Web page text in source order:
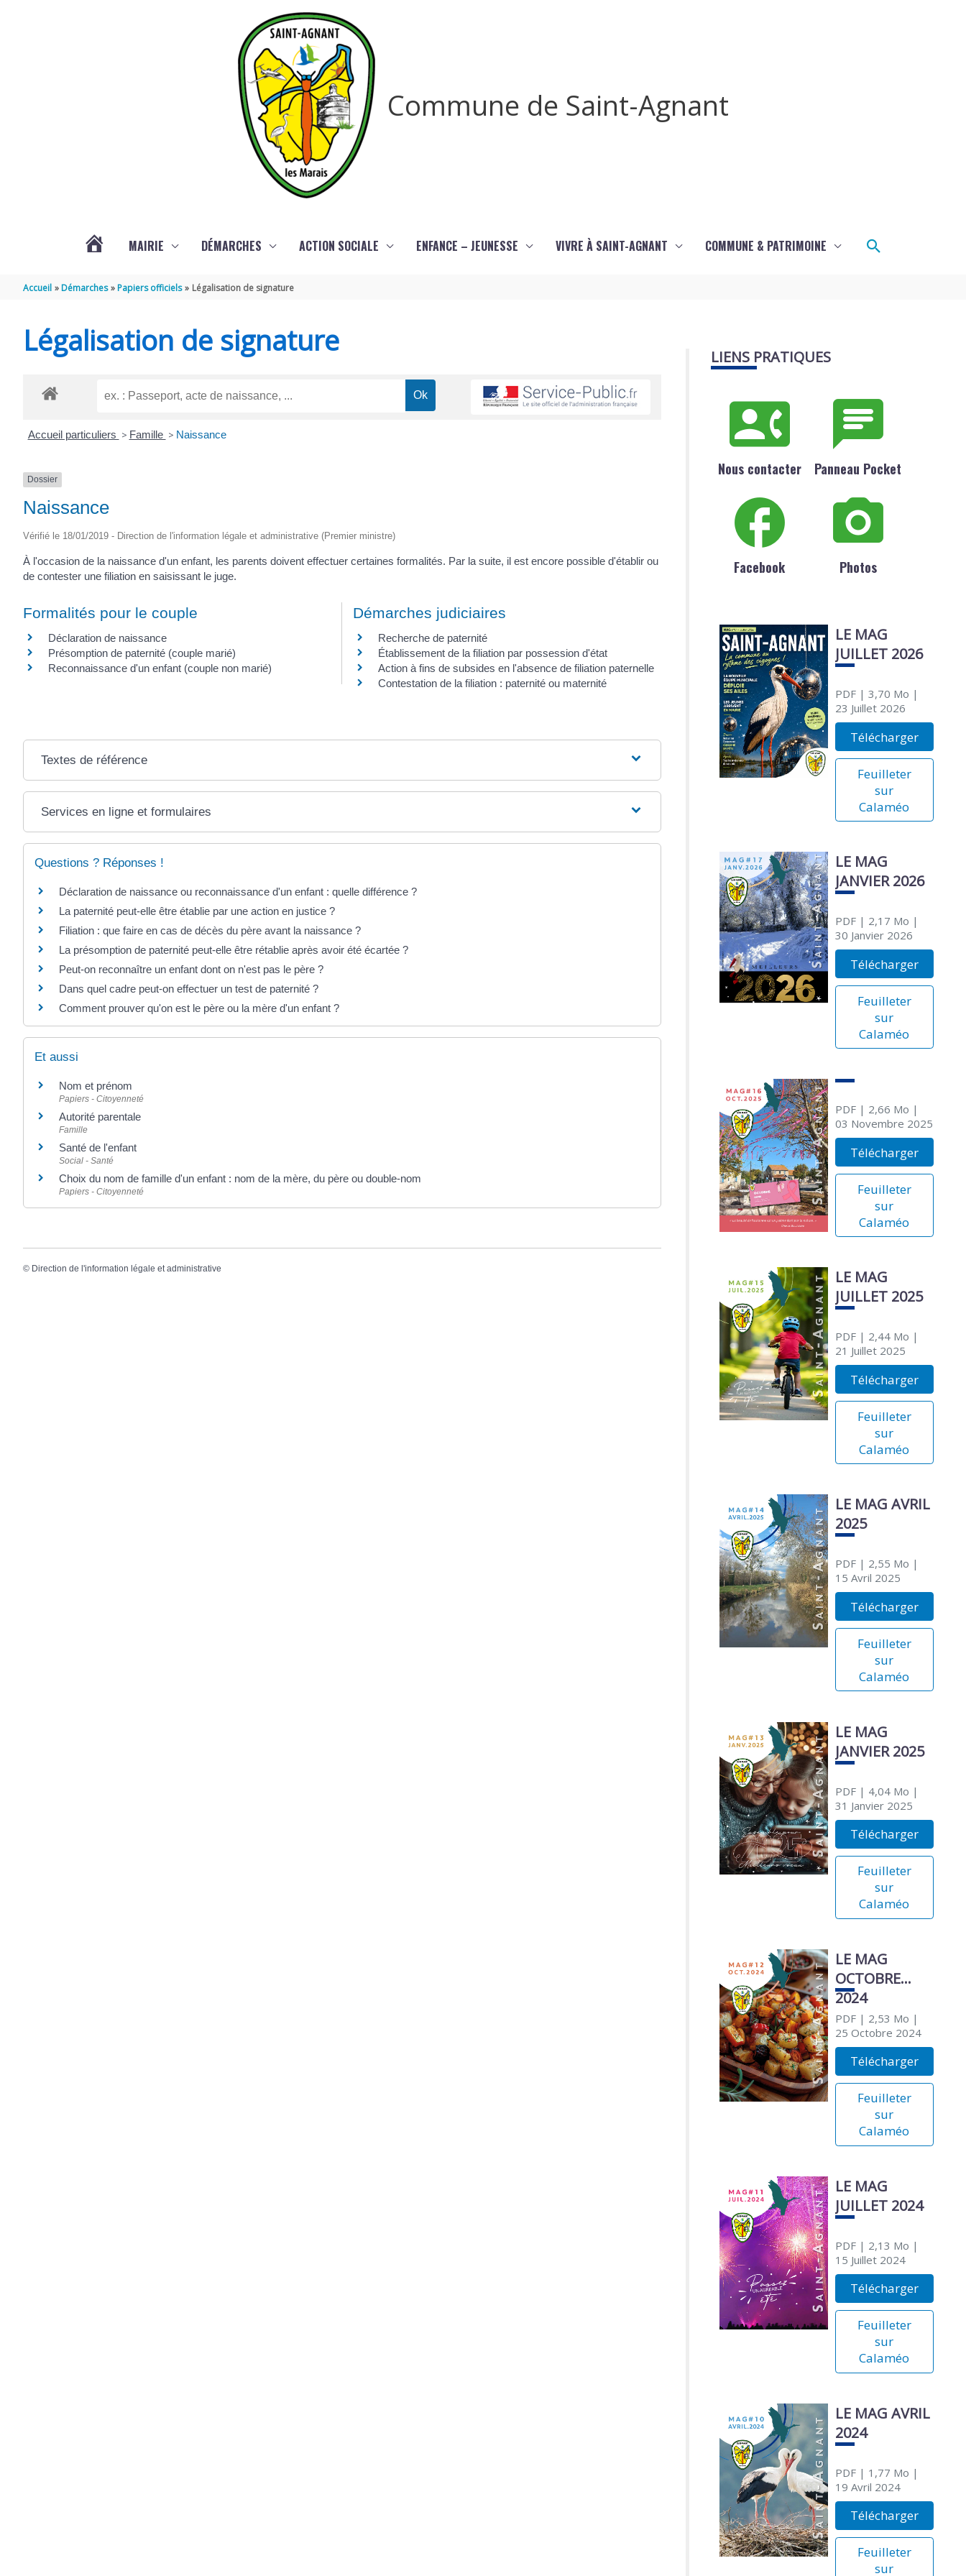
Commune de Saint-Agnant
MAIRIE DÉMARCHES ACTION SOCIALE ENFANCE – JEUNESSE VIVRE À SAINT-AGNANT COMMUNE & PATRIMOINE Rechercher
Accueil Démarches Papiers officiels Légalisation de signature
Légalisation de signature
Accueil particuliers > Famille > Naissance
Dossier
Naissance
Vérifié le 18/01/2019 - Direction de l'information légale et administrative (Premier ministre)
À l'occasion de la naissance d'un enfant, les parents doivent effectuer certaines formalités. Par la suite, il est encore possible d'établir ou
de contester une filiation en saisissant le juge.
Formalités pour le couple
Déclaration de naissance
Présomption de paternité (couple marié)
Reconnaissance d'un enfant (couple non marié)
Démarches judiciaires
Recherche de paternité
Établissement de la filiation par possession d'état
Action à fins de subsides en l'absence de filiation paternelle
Contestation de la filiation : paternité ou maternité
Textes de référence
Services en ligne et formulaires
Questions ? Réponses !
Déclaration de naissance ou reconnaissance d'un enfant : quelle différence ?
La paternité peut-elle être établie par une action en justice ?
Filiation : que faire en cas de décès du père avant la naissance ?
La présomption de paternité peut-elle être rétablie après avoir été écartée ?
Peut-on reconnaître un enfant dont on n'est pas le père ?
Dans quel cadre peut-on effectuer un test de paternité ?
Comment prouver qu'on est le père ou la mère d'un enfant ?
Et aussi
Nom et prénom
Papiers - Citoyenneté
Autorité parentale
Famille
Santé de l'enfant
Social - Santé
Choix du nom de famille d'un enfant : nom de la mère, du père ou double-nom
Papiers - Citoyenneté
© Direction de l'information légale et administrative
LIENS PRATIQUES
Nous contacter Panneau Pocket
Facebook Photos
LE MAG
JUILLET 2026
PDF| 3,70 Mo |
23 Juillet 2026
Télécharger
Feuilleter
sur
Calaméo
LE MAG
JANVIER 2026
PDF| 2,17 Mo |
30 Janvier 2026
Télécharger
Feuilleter
sur
Calaméo
PDF| 2,66 Mo |
03 Novembre 2025
Télécharger
Feuilleter
sur
Calaméo
LE MAG
JUILLET 2025
PDF| 2,44 Mo |
21 Juillet 2025
Télécharger
Feuilleter
sur
Calaméo
LE MAG AVRIL
2025
PDF| 2,55 Mo |
15 Avril 2025
Télécharger
Feuilleter
sur
Calaméo
LE MAG
JANVIER 2025
PDF| 4,04 Mo |
31 Janvier 2025
Télécharger
Feuilleter
sur
Calaméo
LE MAG
OCTOBRE
2024
PDF| 2,53 Mo |
25 Octobre 2024
Télécharger
Feuilleter
sur
Calaméo
LE MAG
JUILLET 2024
PDF| 2,13 Mo |
15 Juillet 2024
Télécharger
Feuilleter
sur
Calaméo
LE MAG AVRIL
2024
PDF| 1,77 Mo |
19 Avril 2024
Télécharger
Feuilleter
sur